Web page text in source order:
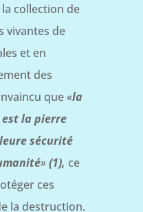
collection de
vivantes de
et en
des
que«la
la pierre
sécurité
» (1), ce
ces
la destruction.